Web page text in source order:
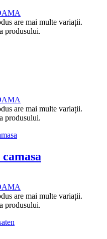
are mai multe variații.
produsului.
are mai multe variații.
produsului.
are mai multe variații.
produsului.